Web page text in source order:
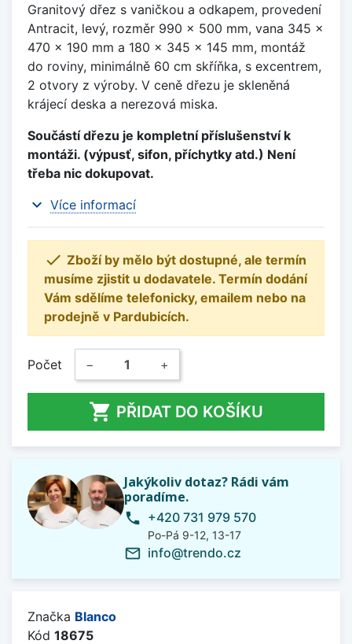
Granitový dřez s vaničkou a odkapem, provedení
Antracit, levý, rozměr 990 x 500 mm, vana 345 x
470 x 190 mm a 180 x 345 x 145 mm, montáž
do roviny, minimálně 60 cm skříňka, s excentrem,
2 otvory z výroby. V ceně dřezu je skleněná
krájecí deska a nerezová miska.
Součástí dřezu je kompletní příslušenství k
montáži. (výpusť, sifon, příchytky atd.) Není
třeba nic dokupovat.
expand_more Více informací
 Zboží by mělo být dostupné, ale termín
musíme zjistit u dodavatele. Termín dodání
Vám sdělíme telefonicky, emailem nebo na
prodejně v Pardubicích.
Počet − +
 PŘIDAT DO KOŠÍKU
Jakýkoliv dotaz? Rádi vám
poradíme.
phone +420 731 979 570
Po-Pá 9-12, 13-17
mail_outline info@trendo.cz
Značka Blanco
Kód 18675